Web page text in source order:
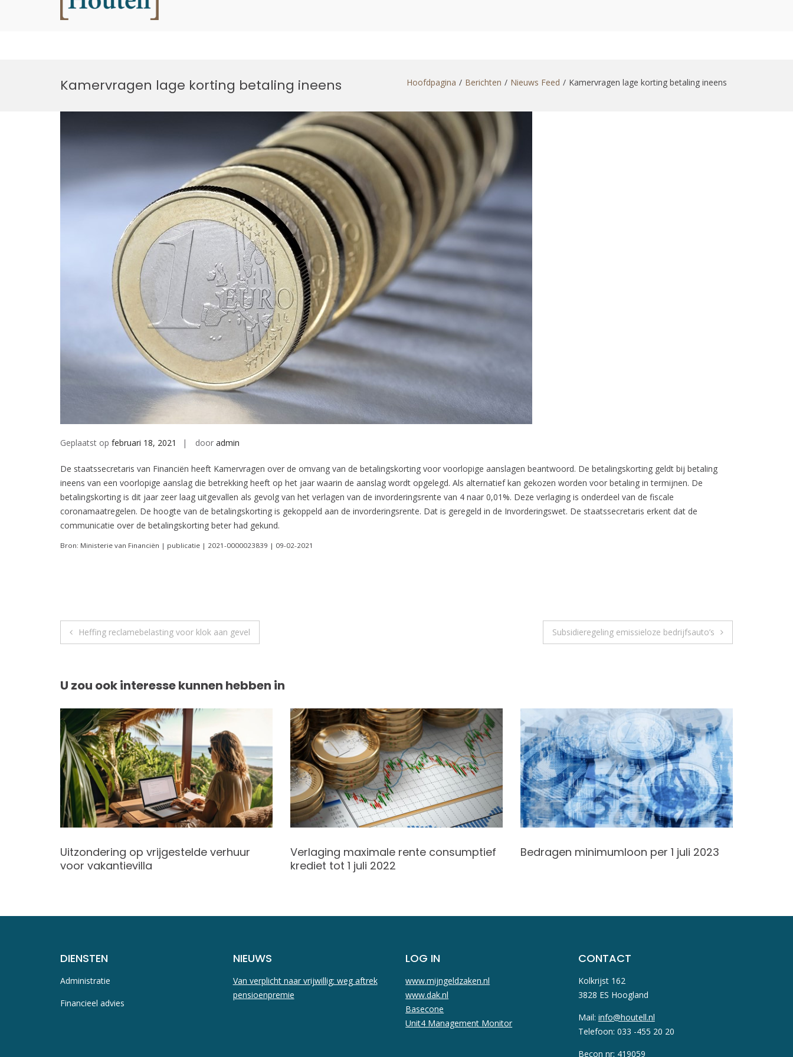
Kamervragen lage korting betaling ineens Hoofdpagina Berichten Nieuws Feed Kamervragen lage korting betaling ineens
Geplaatst op februari 18, 2021 door admin
De staatssecretaris van Financiën heeft Kamervragen over de omvang van de betalingskorting voor voorlopige aanslagen beantwoord. De betalingskorting geldt bij betaling
ineens van een voorlopige aanslag die betrekking heeft op het jaar waarin de aanslag wordt opgelegd. Als alternatief kan gekozen worden voor betaling in termijnen. De
betalingskorting is dit jaar zeer laag uitgevallen als gevolg van het verlagen van de invorderingsrente van 4 naar 0,01%. Deze verlaging is onderdeel van de fiscale
coronamaatregelen. De hoogte van de betalingskorting is gekoppeld aan de invorderingsrente. Dat is geregeld in de Invorderingswet. De staatssecretaris erkent dat de
communicatie over de betalingskorting beter had gekund.
Bron: Ministerie van Financiën | publicatie | 2021-0000023839 | 09-02-2021
Berichtnavigatie
Heffing reclamebelasting voor klok aan gevel Subsidieregeling emissieloze bedrijfsauto’s
U zou ook interesse kunnen hebben in
Uitzondering op vrijgestelde verhuur
voor vakantievilla
Verlaging maximale rente consumptief
krediet tot 1 juli 2022
Bedragen minimumloon per 1 juli 2023
DIENSTEN
Administratie
Financieel advies
NIEUWS
Van verplicht naar vrijwillig: weg aftrek
pensioenpremie
LOG IN
www.mijngeldzaken.nl
www.dak.nl
Basecone
Unit4 Management Monitor
CONTACT
Kolkrijst 162
3828 ES Hoogland
Mail: info@houtell.nl
Telefoon: 033 -455 20 20
Becon nr: 419059